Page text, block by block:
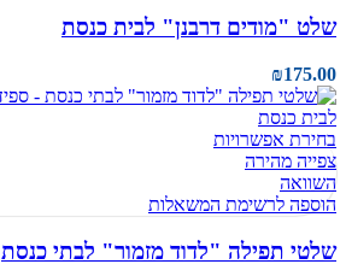
שלט "מודים דרבנן" לבית כנסת
₪175.00
בחירת אפשרויות
צפייה מהירה
השוואה
הוספה לרשימת המשאלות
שלטי תפילה "לדוד מזמור" לבתי כנסת